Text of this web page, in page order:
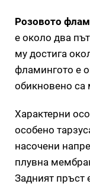
Розовото
е около два
му достига
фламингото е
обикновено са
Характерни
особено
насочени
плувна
Задният пръст